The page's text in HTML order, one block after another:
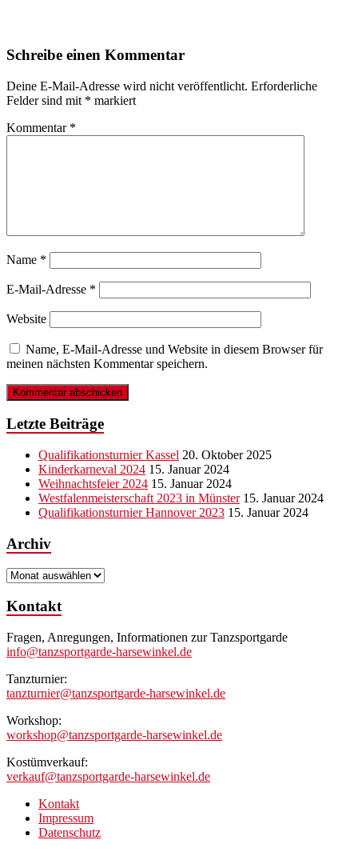
Schreibe einen Kommentar
Deine E-Mail-Adresse wird nicht veröffentlicht. Erforderliche
Felder sind mit * markiert
Kommentar *
Name *
E-Mail-Adresse *
Website
Name, E-Mail-Adresse und Website in diesem Browser für
meinen nächsten Kommentar speichern.
Letzte Beiträge
Qualifikationsturnier Kassel 20. Oktober 2025
Kinderkarneval 2024 15. Januar 2024
Weihnachtsfeier 2024 15. Januar 2024
Westfalenmeisterschaft 2023 in Münster 15. Januar 2024
Qualifikationsturnier Hannover 2023 15. Januar 2024
Archiv
Archiv
Kontakt
Fragen, Anregungen, Informationen zur Tanzsportgarde
info@tanzsportgarde-harsewinkel.de
Tanzturnier:
tanzturnier@tanzsportgarde-harsewinkel.de
Workshop:
workshop@tanzsportgarde-harsewinkel.de
Kostümverkauf:
verkauf@tanzsportgarde-harsewinkel.de
Kontakt
Impressum
Datenschutz